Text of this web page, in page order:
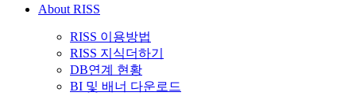
About RISS
RISS 이용방법
RISS 지식더하기
DB연계 현황
BI 및 배너 다운로드